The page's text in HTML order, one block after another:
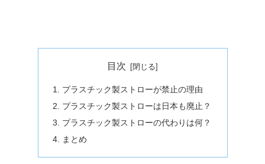
目次
プラスチック製ストローが禁止の理由
プラスチック製ストローは日本も廃止？
プラスチック製ストローの代わりは何？
まとめ